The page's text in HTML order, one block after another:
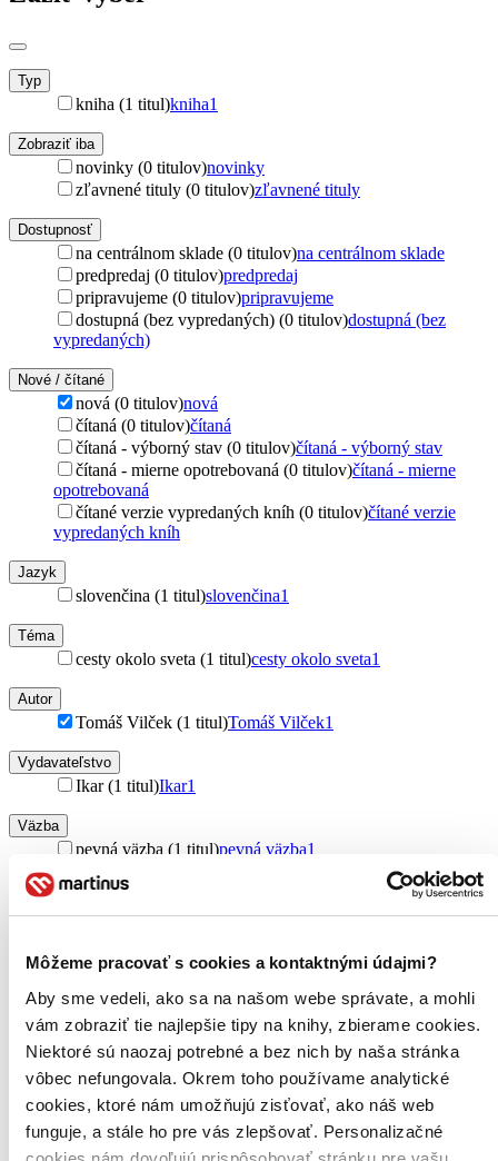
Môžeme pracovať s cookies a kontaktnými údajmi?
Aby sme vedeli, ako sa na našom webe správate, a mohli
vám zobraziť tie najlepšie tipy na knihy, zbierame cookies.
Niektoré sú naozaj potrebné a bez nich by naša stránka
vôbec nefungovala. Okrem toho používame analytické
cookies, ktoré nám umožňujú zisťovať, ako náš web
funguje, a stále ho pre vás zlepšovať. Personalizačné
Typ
kniha (1 titul)kniha1
Zobraziť iba
novinky (0 titulov)novinky
zľavnené tituly (0 titulov)zľavnené tituly
Dostupnosť
na centrálnom sklade (0 titulov)na centrálnom sklade
predpredaj (0 titulov)predpredaj
pripravujeme (0 titulov)pripravujeme
dostupná (bez vypredaných) (0 titulov)dostupná (bez
vypredaných)
Nové / čítané
nová (0 titulov)nová
čítaná (0 titulov)čítaná
čítaná - výborný stav (0 titulov)čítaná - výborný stav
čítaná - mierne opotrebovaná (0 titulov)čítaná - mierne
opotrebovaná
čítané verzie vypredaných kníh (0 titulov)čítané verzie
vypredaných kníh
Jazyk
slovenčina (1 titul)slovenčina1
Téma
cesty okolo sveta (1 titul)cesty okolo sveta1
Autor
Tomáš Vilček (1 titul)Tomáš Vilček1
Vydavateľstvo
Ikar (1 titul)Ikar1
Väzba
pevná väzba (1 titul)pevná väzba1
Zúžiť výber
Bestsellery
Top hodnotené
Novinky
Najdrahšie
Najlacnejšie
Najvyššia zľava